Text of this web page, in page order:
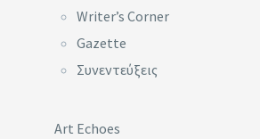
Writer’s Corner
Gazette
Συνεντεύξεις
Art Echoes